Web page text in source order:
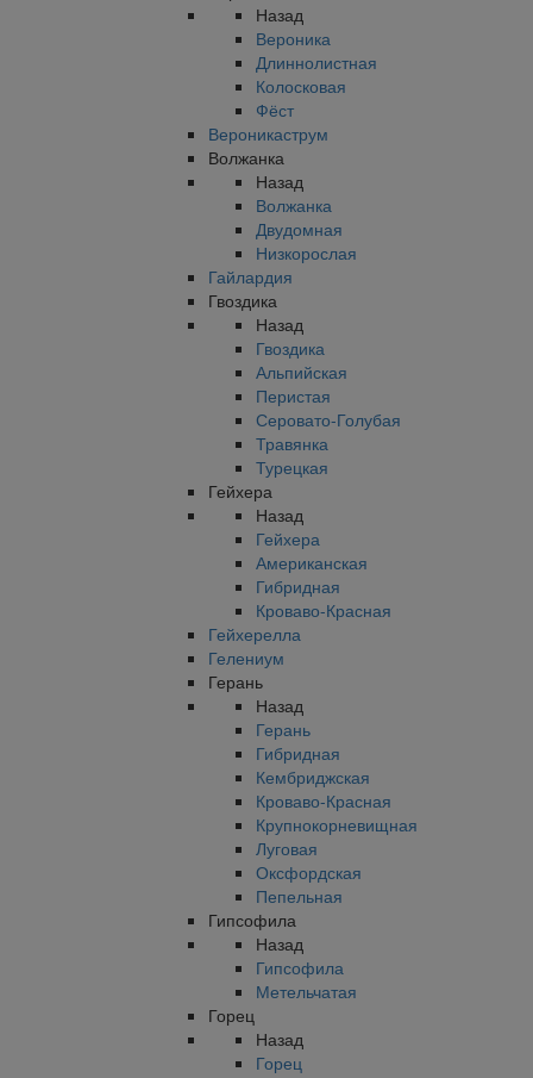
Назад
Вероника
Длиннолистная
Колосковая
Фёст
Вероникаструм
Волжанка
Назад
Волжанка
Двудомная
Низкорослая
Гайлардия
Гвоздика
Назад
Гвоздика
Альпийская
Перистая
Серовато-Голубая
Травянка
Турецкая
Гейхера
Назад
Гейхера
Американская
Гибридная
Кроваво-Красная
Гейхерелла
Гелениум
Герань
Назад
Герань
Гибридная
Кембриджская
Кроваво-Красная
Крупнокорневищная
Луговая
Оксфордская
Пепельная
Гипсофила
Назад
Гипсофила
Метельчатая
Горец
Назад
Горец